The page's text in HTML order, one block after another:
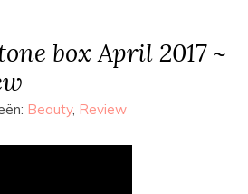
box April 2017 ~
Beauty, Review